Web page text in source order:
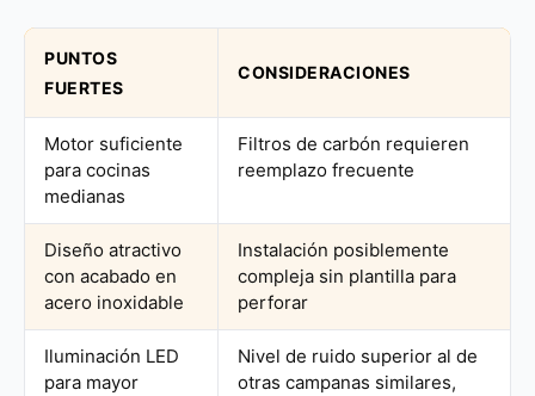
PUNTOS
FUERTES
CONSIDERACIONES
Motor suficiente
para cocinas
medianas
Filtros de carbón requieren
reemplazo frecuente
Diseño atractivo
con acabado en
acero inoxidable
Instalación posiblemente
compleja sin plantilla para
perforar
Iluminación LED
para mayor
Nivel de ruido superior al de
otras campanas similares,